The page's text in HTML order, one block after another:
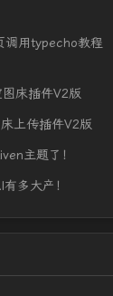
调用typecho教程
床插件V2版
上传插件V2版
主题了！
多大产！